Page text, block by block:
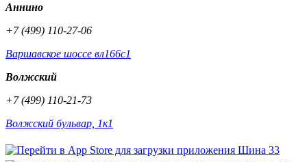
Аннино
+7 (499) 110-27-06
Варшавское шоссе вл166с1
Волжский
+7 (499) 110-21-73
Волжский бульвар, 1к1